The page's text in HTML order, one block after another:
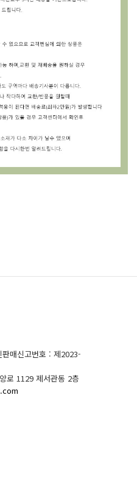
판매신고번호 : 제2023-
로 1129 제서관동 2층